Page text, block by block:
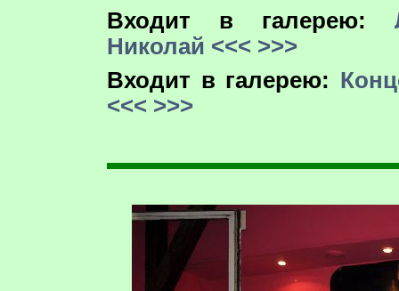
Входит в галерею:
Николай <<< >>>
Входит в галерею:
<<< >>>